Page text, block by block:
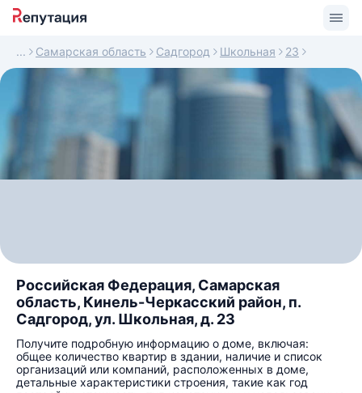
Самарская область Садгород Школьная 23
Российская Федерация, Самарская
область, Кинель-Черкасский район, п.
Садгород, ул. Школьная, д. 23
Получите подробную информацию о доме, включая:
общее количество квартир в здании, наличие и список
организаций или компаний, расположенных в доме,
детальные характеристики строения, такие как год